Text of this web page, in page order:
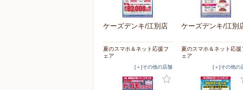
ケーズデンキ/江別店
夏のスマホ＆ネット応援フ
ェア
[＋]その他の店舗
ケーズデンキ/江別
夏のスマホ＆ネット応援
ェア
[＋]その他の